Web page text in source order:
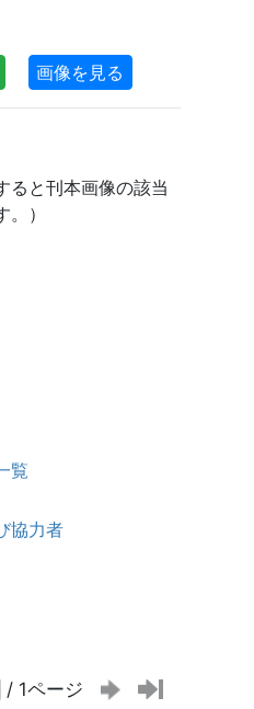
/ 1ページ